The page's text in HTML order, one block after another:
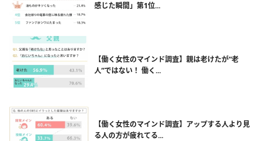
感じた瞬間」第1位...
【働く女性のマインド調査】親は老けたが“老
人”ではない！ 働く...
【働く女性のマインド調査】アップする人より見
る人の方が疲れてる...